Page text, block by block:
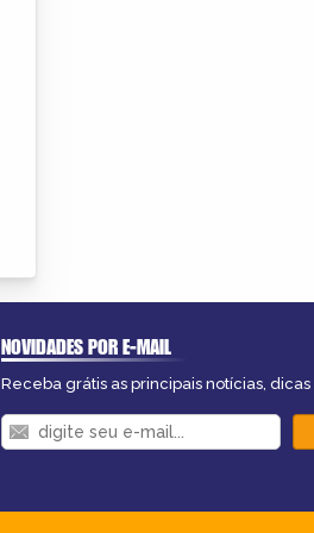
NOVIDADES POR E-MAIL
Receba grátis as principais notícias,